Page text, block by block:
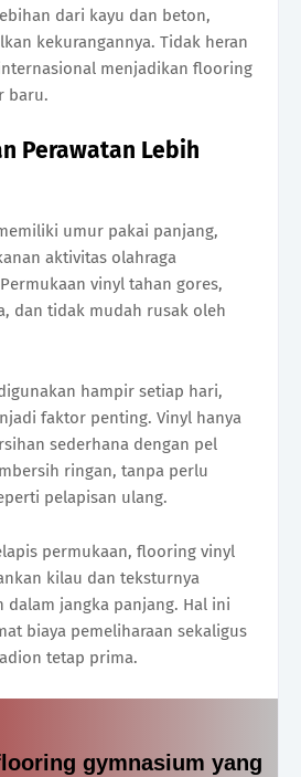
dari kayu dan beton,
kekurangannya. Tidak heran
menjadikan flooring
baru.
Perawatan Lebih
umur pakai panjang,
aktivitas olahraga
vinyl tahan gores,
dan tidak mudah rusak oleh
hampir setiap hari,
faktor penting. Vinyl hanya
sederhana dengan pel
ringan, tanpa perlu
pelapisan ulang.
permukaan, flooring vinyl
kilau dan teksturnya
dalam jangka panjang. Hal ini
biaya pemeliharaan sekaligus
tetap prima.
gymnasium yang